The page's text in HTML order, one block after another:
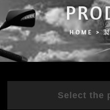
HOME
Select the
忘
密
訂
個人
會
填寫